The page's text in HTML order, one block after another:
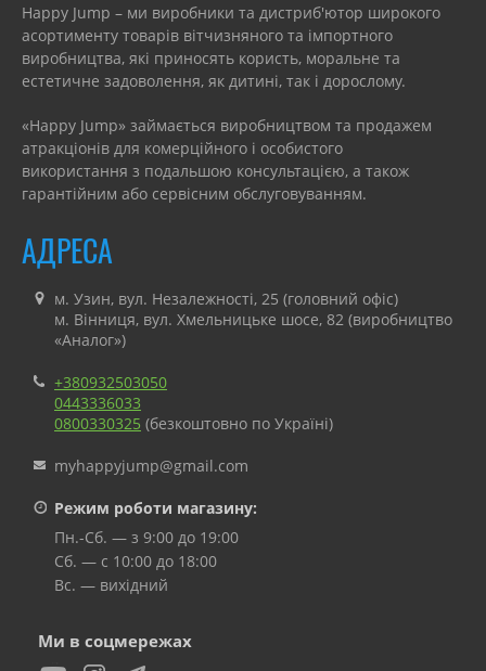
Happy Jump – ми виробники та дистриб'ютор широкого
асортименту товарів вітчизняного та імпортного
виробництва, які приносять користь, моральне та
естетичне задоволення, як дитині, так і дорослому.
«Happy Jump» займається виробництвом та продажем
атракціонів для комерційного і особистого
використання з подальшою консультацією, а також
гарантійним або сервісним обслуговуванням.
АДРЕСА
м. Узин, вул. Незалежності, 25 (головний офіс)
м. Вінниця, вул. Хмельницьке шосе, 82 (виробництво
«Аналог»)
+380932503050
0443336033
0800330325 (безкоштовно по Україні)
myhappyjump@gmail.com
Режим роботи магазину:
Пн.-Сб. — з 9:00 до 19:00
Сб. — с 10:00 до 18:00
Вс. — вихідний
Ми в соцмережах